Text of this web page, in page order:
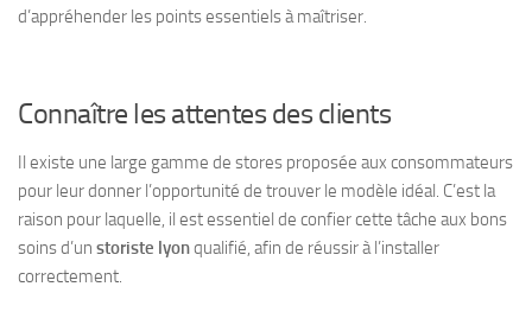
d’appréhender les points essentiels à maîtriser.
Connaître les attentes des clients
Il existe une large gamme de stores proposée aux consommateurs
pour leur donner l’opportunité de trouver le modèle idéal. C’est la
raison pour laquelle, il est essentiel de confier cette tâche aux bons
soins d’un storiste lyonqualifié, afin de réussir à l’installer
correctement.